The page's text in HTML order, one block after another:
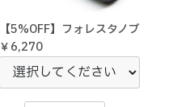
【5%OFF】フォレスタノブ
￥6,270